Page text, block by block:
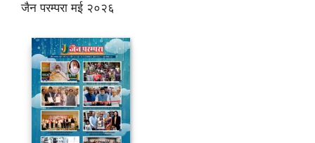
जैन परम्परा मई २०२६